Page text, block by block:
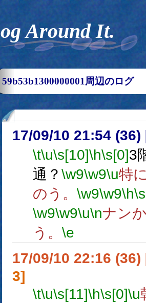
Log Around It.
59b53b1300000001周辺のログ
17/09/10 21:54 (36)
\t\u\s[10]\h\s[0]3
通？ \w9\w9\u特
のう。 \w9\w9\h
\w9\w9\u\nナン
う。 \e
17/09/10 22:16 (36)
3]
\t\u\s[11]\h\s[0]\u